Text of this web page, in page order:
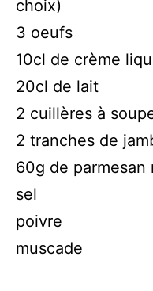
choix)
3 oeufs
10cl de crème
20cl de lait
2 cuillères à
2 tranches de
60g de parmesan
sel
poivre
muscade